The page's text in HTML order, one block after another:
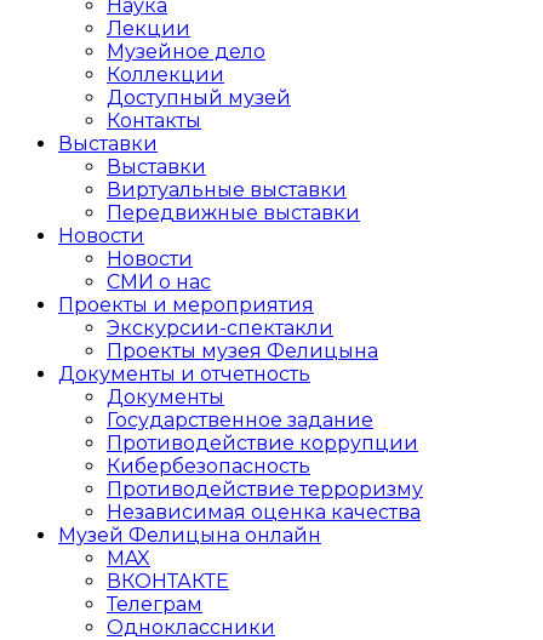
Наука
Лекции
Музейное дело
Коллекции
Доступный музей
Контакты
Выставки
Выставки
Виртуальные выставки
Передвижные выставки
Новости
Новости
СМИ о нас
Проекты и мероприятия
Экскурсии-спектакли
Проекты музея Фелицына
Документы и отчетность
Документы
Государственное задание
Противодействие коррупции
Кибер­безопасность
Противодействие терроризму
Независимая оценка качества
Музей Фелицына онлайн
MAX
ВКОНТАКТЕ
Телеграм
Одноклассники